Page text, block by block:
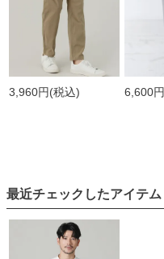
3,960円(税込) 6,600円
最近チェックしたアイテム